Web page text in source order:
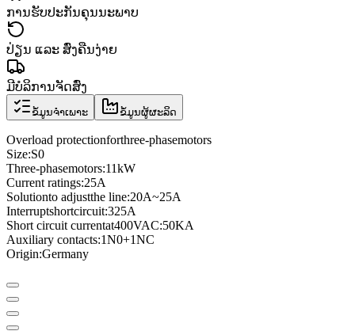
ການຮັບປະກັນຄຸນນະພາບ
ປ່ຽນ ແລະ ສົ່ງຄືນງ່າຍ
ມີບໍລິການຈັດສົ່ງ
ຂໍ້ມູນຈຳເພາະ ຂໍ້ມູນຜູ້ຜະລິດ
Overload protectionforthree-phasemotors
Size:S0
Three-phasemotors:11kW
Current ratings:25A
Solutionto adjustthe line:20A~25A
Interruptshortcircuit:325A
Short circuit currentat400VAC:50KA
Auxiliary contacts:1N0+1NC
Origin:Germany